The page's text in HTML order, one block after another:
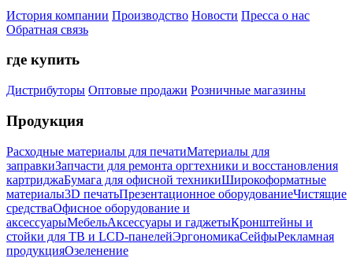
История компании Производство Новости Пресса о нас
Обратная связь
где купить
Дистрибуторы Оптовые продажи Розничные магазины
Продукция
Расходные материалы для печатиМатериалы для
заправкиЗапчасти для ремонта оргтехники и восстановления
картриджаБумага для офисной техникиШирокоформатные
материалы3D печатьПрезентационное оборудованиеЧистящие
средстваОфисное оборудование и
аксессуарыМебельАксессуары и гаджетыКронштейны и
стойки для ТВ и LCD-панелейЭргономикаСейфыРекламная
продукцияОзеленение